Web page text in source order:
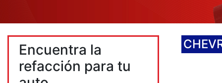
Encuentra la
refacción para tu